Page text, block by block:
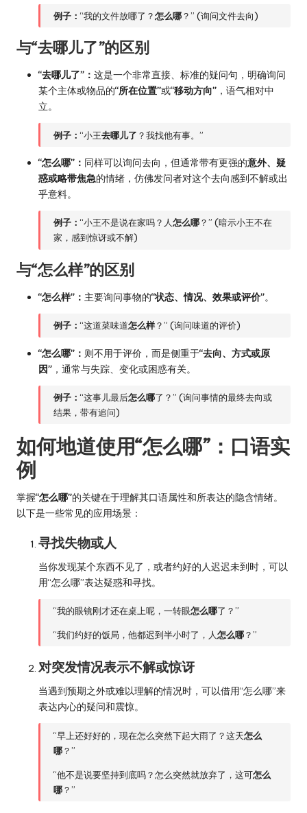
例子：“我的文件放哪了？怎么哪？” (询问文件去向)
与“去哪儿了”的区别
“去哪儿了”： 这是一个非常直接、标准的疑问句，明确询问
某个主体或物品的“所在位置”或“移动方向” ，语气相对中
立。
例子：“小王去哪儿了 ？我找他有事。”
“怎么哪”： 同样可以询问去向，但通常带有更强的意外、疑
惑或略带焦急的情绪，仿佛发问者对这个去向感到不解或出
乎意料。
例子：“小王不是说在家吗？人怎么哪？” (暗示小王不在
家，感到惊讶或不解)
与“怎么样”的区别
“怎么样”： 主要询问事物的“状态、情况、效果或评价”。
例子：“这道菜味道怎么样？” (询问味道的评价)
“怎么哪”： 则不用于评价，而是侧重于“去向、方式或原
因” ，通常与失踪、变化或困惑有关。
例子：“这事儿最后怎么哪了？” (询问事情的最终去向或
结果，带有追问)
如何地道使用“怎么哪”：口语实
例
掌握“怎么哪”的关键在于理解其口语属性和所表达的隐含情绪。
以下是一些常见的应用场景：
寻找失物或人
当你发现某个东西不见了，或者约好的人迟迟未到时，可以
用“怎么哪”表达疑惑和寻找。
“我的眼镜刚才还在桌上呢，一转眼怎么哪了？”
“我们约好的饭局，他都迟到半小时了，人怎么哪？”
对突发情况表示不解或惊讶
当遇到预期之外或难以理解的情况时，可以借用“怎么哪”来
表达内心的疑问和震惊。
“早上还好好的，现在怎么突然下起大雨了？这天怎么
哪？”
“他不是说要坚持到底吗？怎么突然就放弃了，这可怎么
哪？”